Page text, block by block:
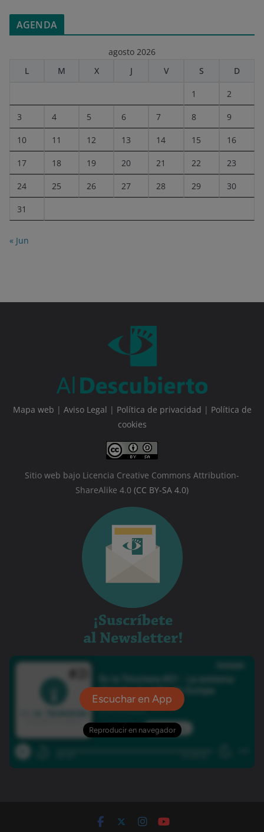
AGENDA
agosto 2026
L
M X J V S D
1 2
3 4 5 6 7 8 9
10 11 12 13 14 15 16
17 18 19 20 21 22 23
24 25 26 27 28 29 30
31
« Jun
Mapa web | Aviso Legal | Política de privacidad | Política de
cookies
Sitio web bajo Licencia Creative Commons Attribution-
ShareAlike 4.0 (CC BY-SA 4.0)